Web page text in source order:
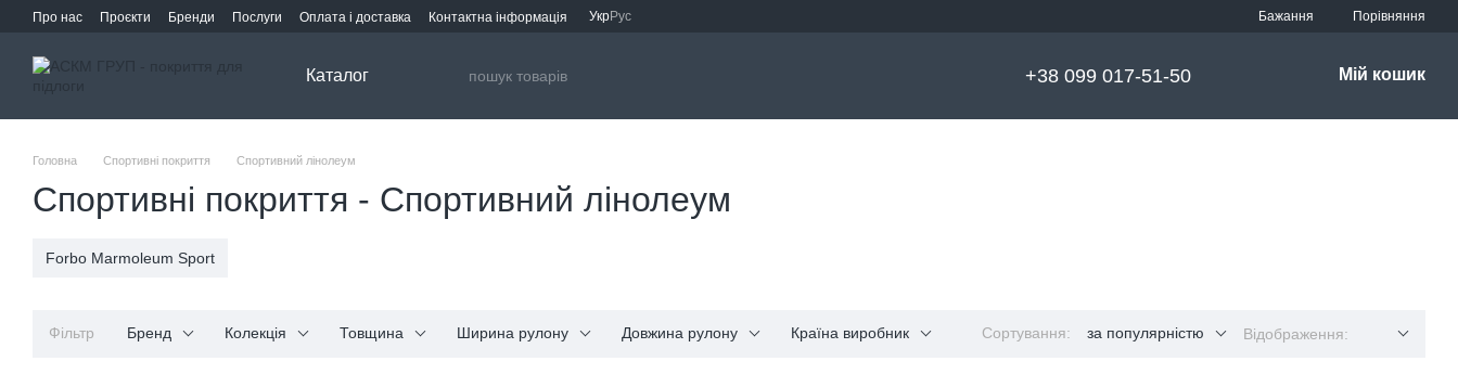
Перейти до основного контенту
Про нас Проєкти Бренди Послуги Оплата і доставка Контактна інформація УкрРус Бажання Порівняння
Каталог +38 099 017-51-50 Мій кошик
Головна Спортивні покриття Спортивний лінолеум
Спортивні покриття - Спортивний лінолеум
Forbo Marmoleum Sport
Фільтр Бренд Колекція Товщина Ширина рулону Довжина рулону Країна виробник Сортування: за популярністю Відображення: